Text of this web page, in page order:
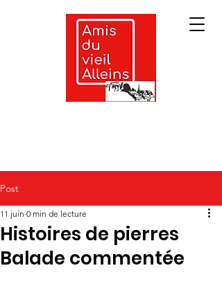
Post
Histoires de pierres
Balade commentée
11 juin 0 min de lecture